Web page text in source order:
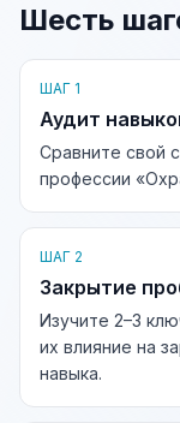
Шесть
ШАГ 1
Аудит
Сравните свой
профессии
ШАГ 2
Закрытие
Изучите 2–3
их влияние на
навыка.